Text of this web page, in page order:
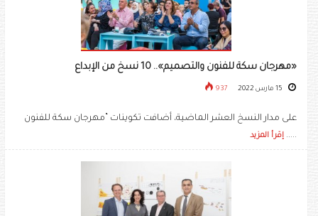
«مهرجان سكة للفنون والتصميم».. 10 نسخ من الإبداع
937
على مدار النسخ العشر الماضية، أضافت تكوينات “مهرجان سكة للفنون
..... إقرأ المزيد